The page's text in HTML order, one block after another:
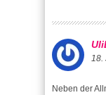
18.
Neben der